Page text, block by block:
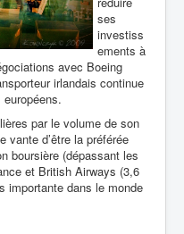
ses
investiss
ements à
avec Boeing
irlandais continue
par le volume de son
vante d’être la préférée
boursière (dépassant les
et British Airways (3,6
importante dans le monde